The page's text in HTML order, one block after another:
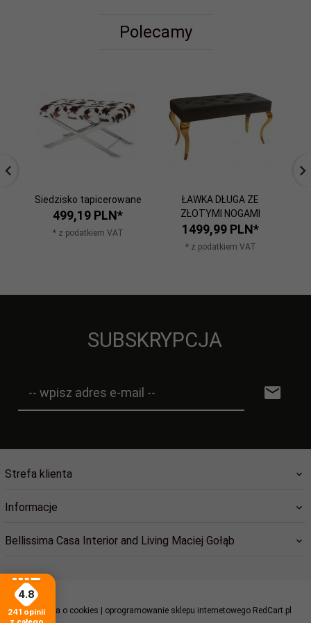
Polecamy
Siedzisko tapicerowane
499,19 PLN*
* z podatkiem VAT
ŁAWKA DŁUGA ZE
ZŁOTYMI NOGAMI
1499,99 PLN*
* z podatkiem VAT
SUBSKRYPCJA
-- wpisz adres e-mail --
Strefa klienta
Informacje
Bellissima Casa Interior and Living Maciej Gołąb
Informacja o cookies | oprogramowanie sklepu internetowego RedCart.pl
4.8
241 opinii